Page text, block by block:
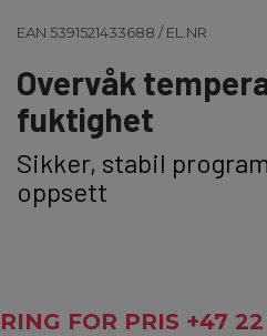
EAN 5391521433688 /EL.NR
Overvåk
fuktighet
Sikker, stabil
oppsett
RING FOR PRIS +47